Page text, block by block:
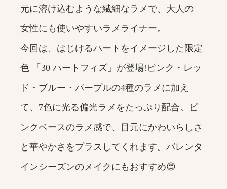
元に溶け込むような繊細なラメで、大人の
女性にも使いやすいラメライナー。
今回は、はじけるハートをイメージした限定
色 「30 ハートフィズ」が登場!ピンク・レッ
ド・ブルー・パープルの4種のラメに加え
て、7色に光る偏光ラメをたっぷり配合。ピ
ンクベースのラメ感で、目元にかわいらしさ
と華やかさをプラスしてくれます。バレンタ
インシーズンのメイクにもおすすめ😍